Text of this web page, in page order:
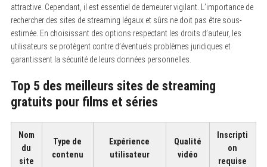
attractive. Cependant, il est essentiel de demeurer vigilant. L’importance de
rechercher des sites de streaming légaux et sûrs ne doit pas être sous-
estimée. En choisissant des options respectant les droits d’auteur, les
utilisateurs se protègent contre d’éventuels problèmes juridiques et
garantissent la sécurité de leurs données personnelles.
Top 5 des meilleurs sites de streaming
gratuits pour films et séries
Nom
du
site
Type de
contenu
Expérience
utilisateur
Qualité
vidéo
Inscripti
on
requise